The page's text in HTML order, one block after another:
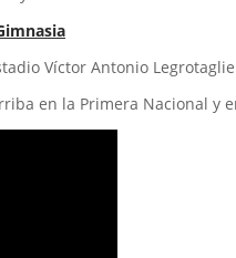
Víctor Antonio
en la Primera Nacional y